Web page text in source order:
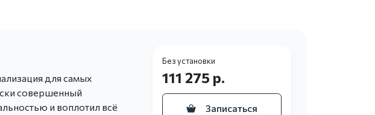
для самых
совершенный
и воплотил всё
Без установки
111 275 р.
Записаться